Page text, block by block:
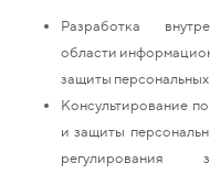
Разработка
области
защиты персональных
Консультирование
и защиты
регулирования